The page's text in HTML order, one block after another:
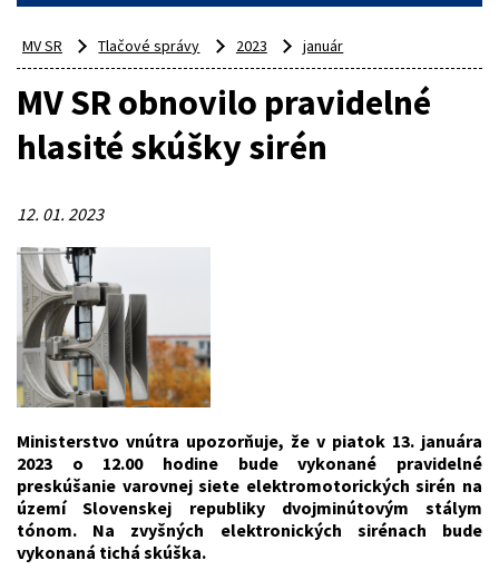
MV SR Tlačové správy 2023 január
MV SR obnovilo pravidelné
hlasité skúšky sirén
12. 01. 2023
Ministerstvo vnútra upozorňuje, že v piatok 13. januára
2023 o 12.00 hodine bude vykonané pravidelné
preskúšanie varovnej siete elektromotorických sirén na
území Slovenskej republiky dvojminútovým stálym
tónom. Na zvyšných elektronických sirénach bude
vykonaná tichá skúška.